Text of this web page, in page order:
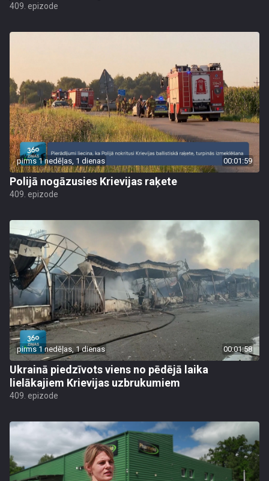
409. epizode
pirms 1 nedēļas, 1 dienas 00:01:59
Polijā nogāzusies Krievijas raķete
409. epizode
pirms 1 nedēļas, 1 dienas 00:01:58
Ukrainā piedzīvots viens no pēdējā laika
lielākajiem Krievijas uzbrukumiem
409. epizode